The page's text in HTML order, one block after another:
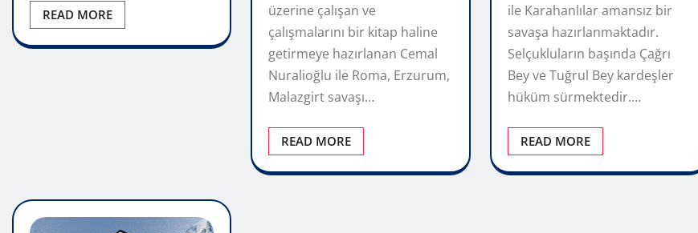
READ MORE
üzerine çalışan ve
çalışmalarını bir kitap haline
getirmeye hazırlanan Cemal
Nuralioğlu ile Roma, Erzurum,
Malazgirt savaşı…
READ MORE
ile Karahanlılar amansız bir
savaşa hazırlanmaktadır.
Selçukluların başında Çağrı
Bey ve Tuğrul Bey kardeşler
hüküm sürmektedir.…
READ MORE